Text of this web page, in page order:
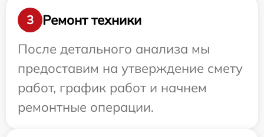
3
Ремонт техники
После детального анализа мы
предоставим на утверждение смету
работ, график работ и начнем
ремонтные операции.